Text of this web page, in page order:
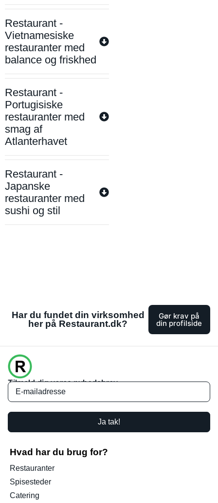
Restaurant -
Vietnamesiske
restauranter med
balance og friskhed
Restaurant -
Portugisiske
restauranter med
smag af
Atlanterhavet
Restaurant -
Japanske
restauranter med
sushi og stil
Har du fundet din virksomhed
her på Restaurant.dk?
Gør krav på
din profilside
Tilmeld dig vores nyhedsbrev
Ja tak!
Hvad har du brug for?
Restauranter
Spisesteder
Catering